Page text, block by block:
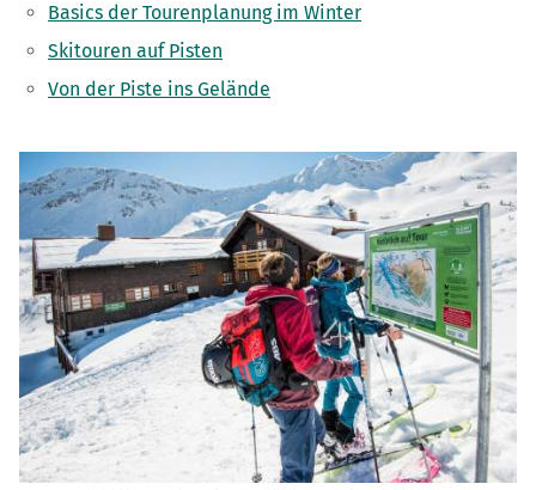
Basics der Tourenplanung im Winter
Skitouren auf Pisten
Von der Piste ins Gelände